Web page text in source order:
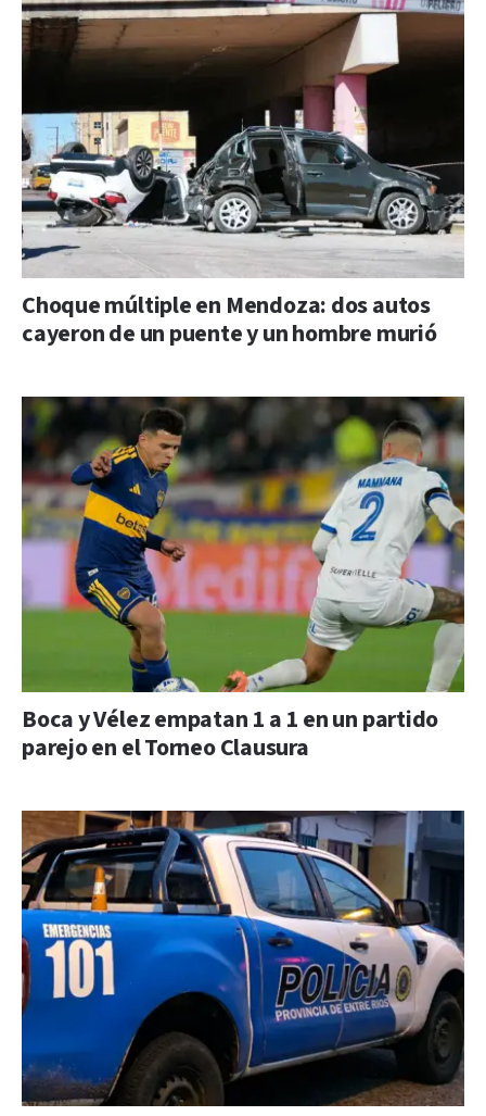
Choque múltiple en Mendoza: dos autos
cayeron de un puente y un hombre murió
Boca y Vélez empatan 1 a 1 en un partido
parejo en el Torneo Clausura